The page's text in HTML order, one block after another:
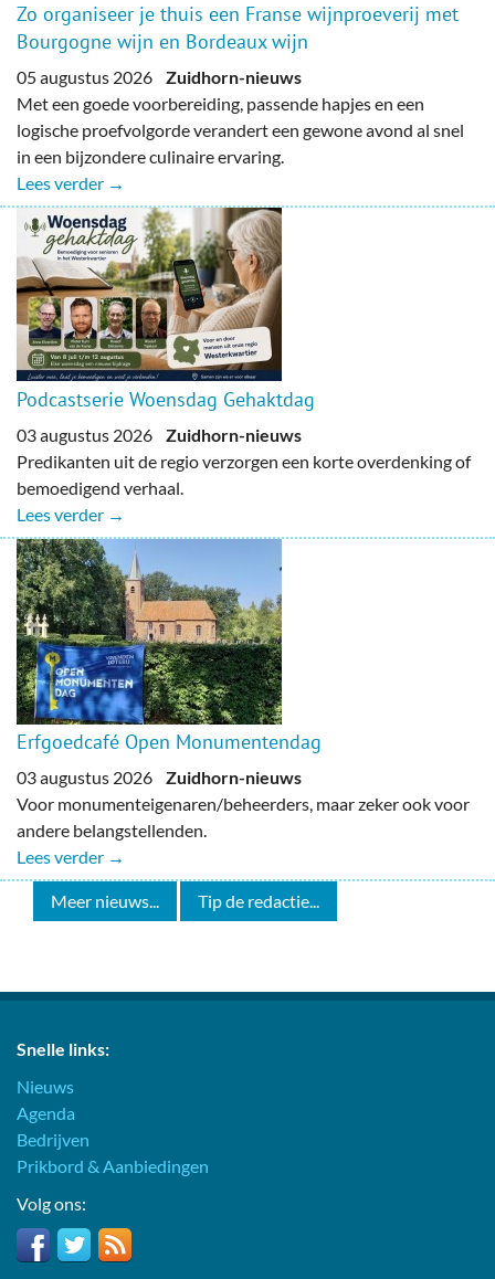
Zo organiseer je thuis een Franse wijnproeverij met
Bourgogne wijn en Bordeaux wijn
05 augustus 2026 Zuidhorn-nieuws
Met een goede voorbereiding, passende hapjes en een
logische proefvolgorde verandert een gewone avond al snel
in een bijzondere culinaire ervaring.
Lees verder →
Podcastserie Woensdag Gehaktdag
03 augustus 2026 Zuidhorn-nieuws
Predikanten uit de regio verzorgen een korte overdenking of
bemoedigend verhaal.
Lees verder →
Erfgoedcafé Open Monumentendag
03 augustus 2026 Zuidhorn-nieuws
Voor monumenteigenaren/beheerders, maar zeker ook voor
andere belangstellenden.
Lees verder →
Meer nieuws... Tip de redactie...
Snelle links:
Nieuws
Agenda
Bedrijven
Prikbord & Aanbiedingen
Volg ons: